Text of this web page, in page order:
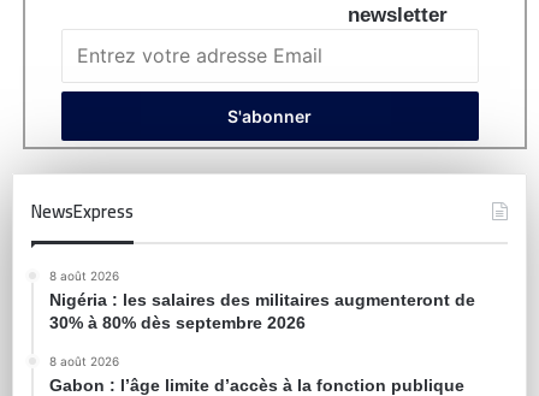
newsletter
NewsExpress
8 août 2026
Nigéria : les salaires des militaires augmenteront de
30% à 80% dès septembre 2026
8 août 2026
Gabon : l’âge limite d’accès à la fonction publique